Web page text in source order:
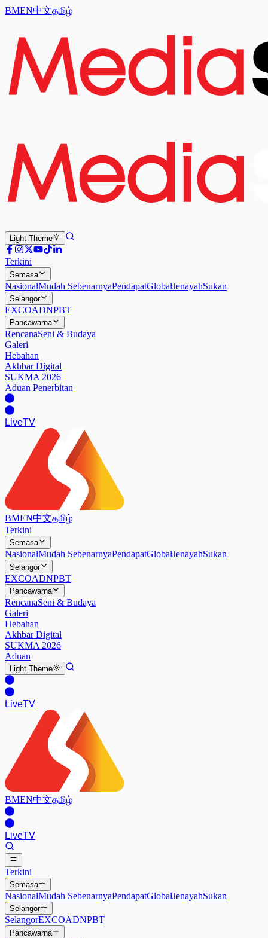
BMEN中文தமிழ்
Light Theme
Terkini
Semasa
NasionalMudah SebenarnyaPendapatGlobalJenayahSukan
Selangor
EXCOADNPBT
Pancawarna
RencanaSeni & Budaya
Galeri
Hebahan
Akhbar Digital
SUKMA 2026
Aduan Penerbitan
LiveTV
BMEN中文தமிழ்
Terkini
Semasa
NasionalMudah SebenarnyaPendapatGlobalJenayahSukan
Selangor
EXCOADNPBT
Pancawarna
RencanaSeni & Budaya
Galeri
Hebahan
Akhbar Digital
SUKMA 2026
Aduan
Light Theme
LiveTV
BMEN中文தமிழ்
LiveTV
Terkini
Semasa
NasionalMudah SebenarnyaPendapatGlobalJenayahSukan
Selangor
SelangorEXCOADNPBT
Pancawarna